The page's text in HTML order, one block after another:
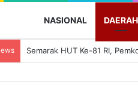
NASIONAL DAERAH